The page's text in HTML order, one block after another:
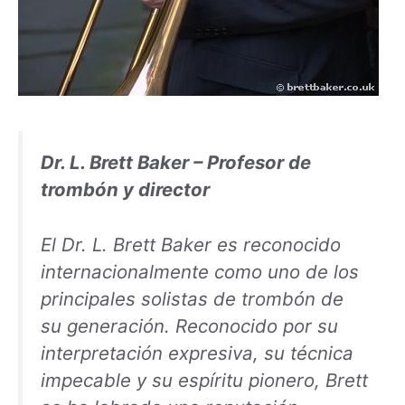
Dr. L. Brett Baker – Profesor de
trombón y director
El Dr. L. Brett Baker es reconocido
internacionalmente como uno de los
principales solistas de trombón de
su generación. Reconocido por su
interpretación expresiva, su técnica
impecable y su espíritu pionero, Brett